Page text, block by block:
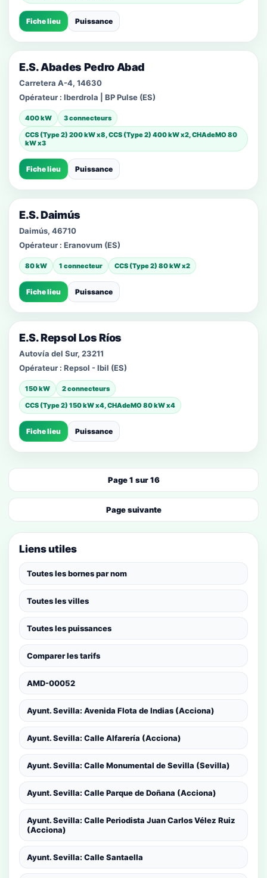
Fiche lieu Puissance
E.S. Abades Pedro Abad
Carretera A-4, 14630
Opérateur : Iberdrola | BP Pulse (ES)
400 kW
3 connecteurs
CCS (Type 2) 200 kW x8, CCS (Type 2) 400 kW x2, CHAdeMO 80
kW x3
Fiche lieu Puissance
E.S. Daimús
Daimús, 46710
Opérateur : Eranovum (ES)
80 kW 1 connecteur CCS (Type 2) 80 kW x2
Fiche lieu Puissance
E.S. Repsol Los Ríos
Autovía del Sur, 23211
Opérateur : Repsol - Ibil (ES)
150 kW
2 connecteurs
CCS (Type 2) 150 kW x4, CHAdeMO 80 kW x4
Fiche lieu Puissance
Page 1 sur 16
Page suivante
Liens utiles
Toutes les bornes par nom
Toutes les villes
Toutes les puissances
Comparer les tarifs
AMD-00052
Ayunt. Sevilla: Avenida Flota de Indias (Acciona)
Ayunt. Sevilla: Calle Alfarería (Acciona)
Ayunt. Sevilla: Calle Monumental de Sevilla (Sevilla)
Ayunt. Sevilla: Calle Parque de Doñana (Acciona)
Ayunt. Sevilla: Calle Periodista Juan Carlos Vélez Ruiz
(Acciona)
Ayunt. Sevilla: Calle Santaella